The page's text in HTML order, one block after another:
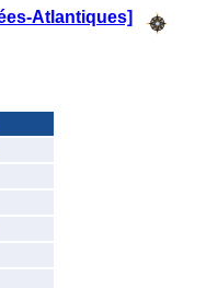
Atlantiques]